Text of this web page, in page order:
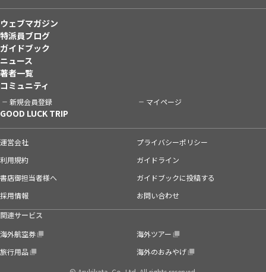
ウェブマガジン
特派員ブログ
ガイドブック
ニュース
著者一覧
コミュニティ
新規会員登録 マイページ
GOOD LUCK TRIP
運営会社
プライバシーポリシー
利用規約
ガイドライン
書店御担当者様へ
ガイドブックに投稿する
採用情報
お問い合わせ
関連サービス
海外航空券
海外ツアー
旅行用品
海外のおみやげ